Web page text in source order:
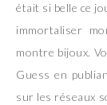
était si belle ce
immortaliser
montre bijoux.
Guess en
sur les réseaux